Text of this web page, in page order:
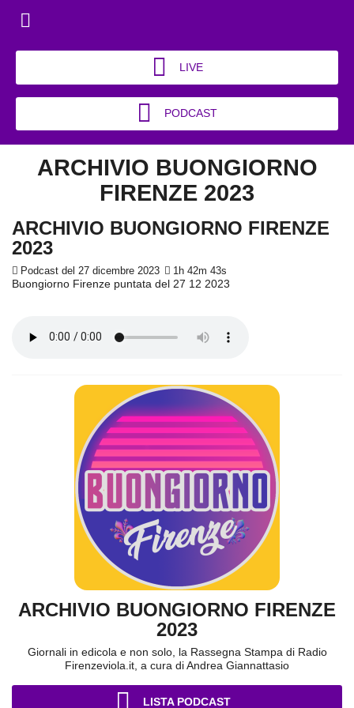
LIVE
PODCAST
ARCHIVIO BUONGIORNO
FIRENZE 2023
ARCHIVIO BUONGIORNO FIRENZE
2023
Podcast del 27 dicembre 2023 1h 42m 43s
Buongiorno Firenze puntata del 27 12 2023
ARCHIVIO BUONGIORNO FIRENZE
2023
Giornali in edicola e non solo, la Rassegna Stampa di Radio
Firenzeviola.it, a cura di Andrea Giannattasio
LISTA PODCAST